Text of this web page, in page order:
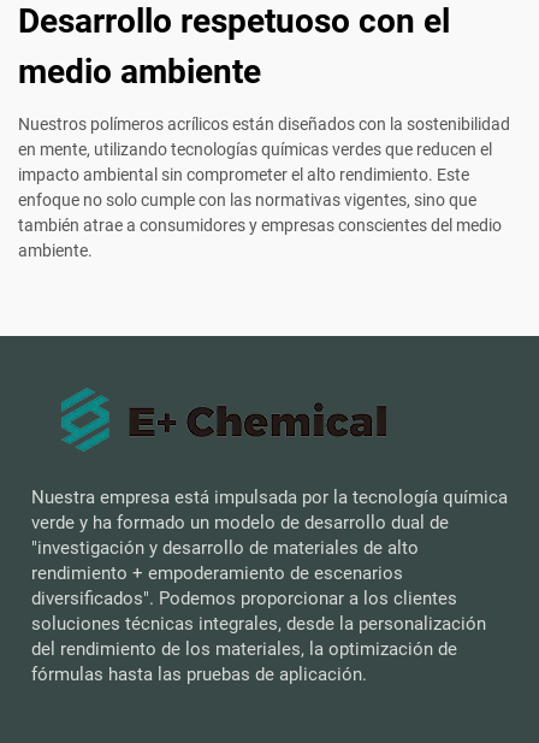
Desarrollo respetuoso con el
medio ambiente
Nuestros polímeros acrílicos están diseñados con la sostenibilidad
en mente, utilizando tecnologías químicas verdes que reducen el
impacto ambiental sin comprometer el alto rendimiento. Este
enfoque no solo cumple con las normativas vigentes, sino que
también atrae a consumidores y empresas conscientes del medio
ambiente.
Nuestra empresa está impulsada por la tecnología química
verde y ha formado un modelo de desarrollo dual de
"investigación y desarrollo de materiales de alto
rendimiento + empoderamiento de escenarios
diversificados". Podemos proporcionar a los clientes
soluciones técnicas integrales, desde la personalización
del rendimiento de los materiales, la optimización de
fórmulas hasta las pruebas de aplicación.